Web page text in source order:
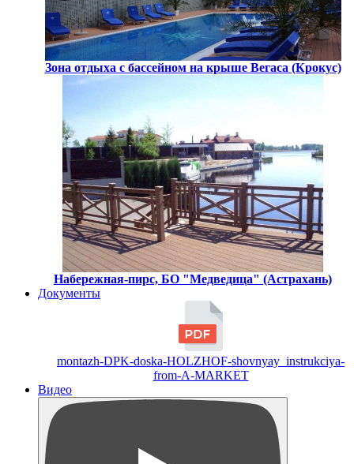
Зона отдыха с бассейном на крыше Вегаса (Крокус)
Набережная-пирс, БО "Медведица" (Астрахань)
Документы
montazh-DPK-doska-HOLZHOF-shovnyay_instrukciya-
from-A-MARKET
Видео